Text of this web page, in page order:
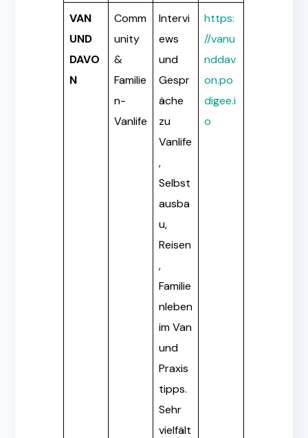
VAN
UND
DAVO
N
Comm
unity
&
Familie
n-
Vanlife
Intervi
ews
und
Gespr
äche
zu
Vanlife
,
Selbst
ausba
u,
Reisen
,
Familie
nleben
im Van
und
Praxis
tipps.
Sehr
vielfält
https:
//vanu
nddav
on.po
digee.i
o